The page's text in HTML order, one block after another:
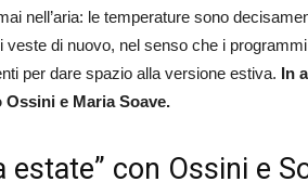
nell’aria: le temperature sono
veste di nuovo, nel senso che i
per dare spazio alla versione estiva. In
e Maria Soave.
estate” con Ossini e